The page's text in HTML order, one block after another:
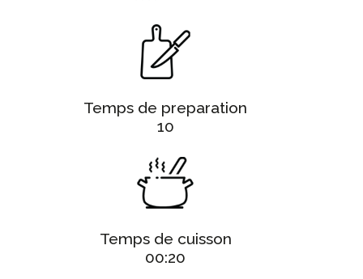
Temps de preparation
10
Temps de cuisson
00:20